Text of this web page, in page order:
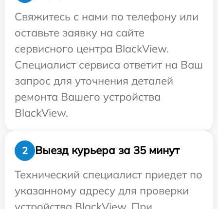
Свяжитесь с нами по телефону или
оставьте заявку на сайте
сервисного центра BlackView.
Специалист сервиса ответит на Ваш
запрос для уточнения деталей
ремонта Вашего устройства
BlackView.
2
Выезд курьера за 35 минут
Технический специалист приедет по
указанному адресу для проверки